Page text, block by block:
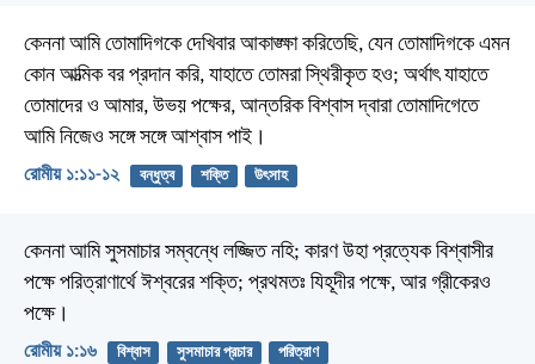
কেননা আমি তোমাদিগকে দেখিবার আকাঙ্ক্ষা করিতেছি, যেন তোমাদিগকে এমন
কোন আত্মিক বর প্রদান করি, যাহাতে তোমরা স্থিরীকৃত হও; অর্থাৎ যাহাতে
তোমাদের ও আমার, উভয় পক্ষের, আন্তরিক বিশ্বাস দ্বারা তোমাদিগেতে
আমি নিজেও সঙ্গে সঙ্গে আশ্বাস পাই।
রোমীয় ১:১১-১২ বন্ধুত্ব শক্তি উৎসাহ
কেননা আমি সুসমাচার সম্বন্ধে লজ্জিত নহি; কারণ উহা প্রত্যেক বিশ্বাসীর
পক্ষে পরিত্রাণার্থে ঈশ্বরের শক্তি; প্রথমতঃ যিহূদীর পক্ষে, আর গ্রীকেরও
পক্ষে।
রোমীয় ১:১৬ বিশ্বাস সুসমাচার প্রচার পরিত্রাণ